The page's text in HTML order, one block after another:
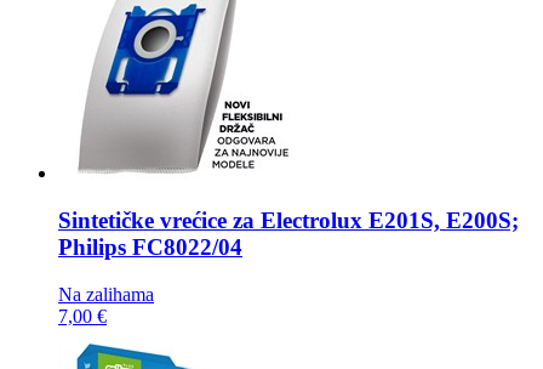
Sintetičke vrećice za Electrolux E201S, E200S;
Philips FC8022/04
Na zalihama
7,00 €